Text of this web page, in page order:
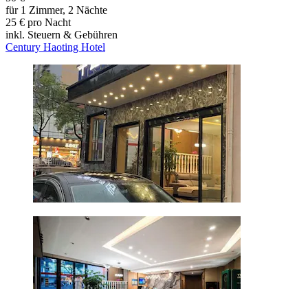
für 1 Zimmer, 2 Nächte
25 € pro Nacht
inkl. Steuern & Gebühren
Century Haoting Hotel